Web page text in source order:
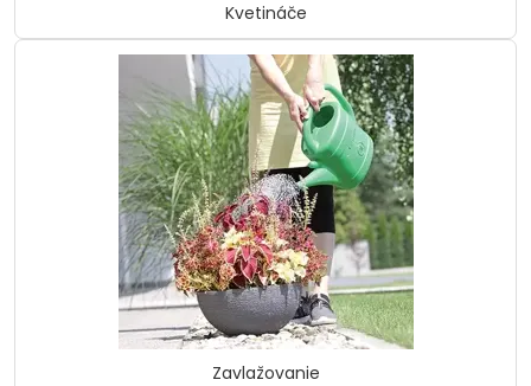
Kvetináče
Zavlažovanie